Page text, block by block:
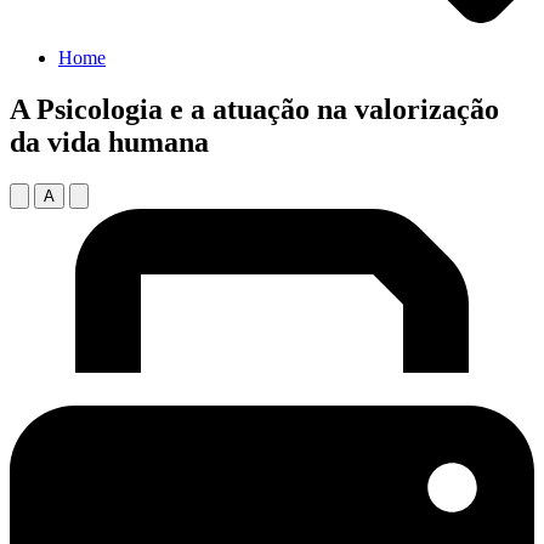
Home
A Psicologia e a atuação na valorização
da vida humana
A